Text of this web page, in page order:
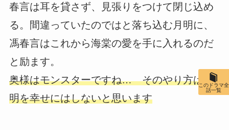
春言は耳を貸さず、見張りをつけて閉じ込め
る。間違っていたのではと落ち込む月明に、
馮春言はこれから海棠の愛を手に入れるのだ
と励ます。
奥様はモンスターですね… そのやり方は月
明を幸せにはしないと思います
このドラマ全
話一覧